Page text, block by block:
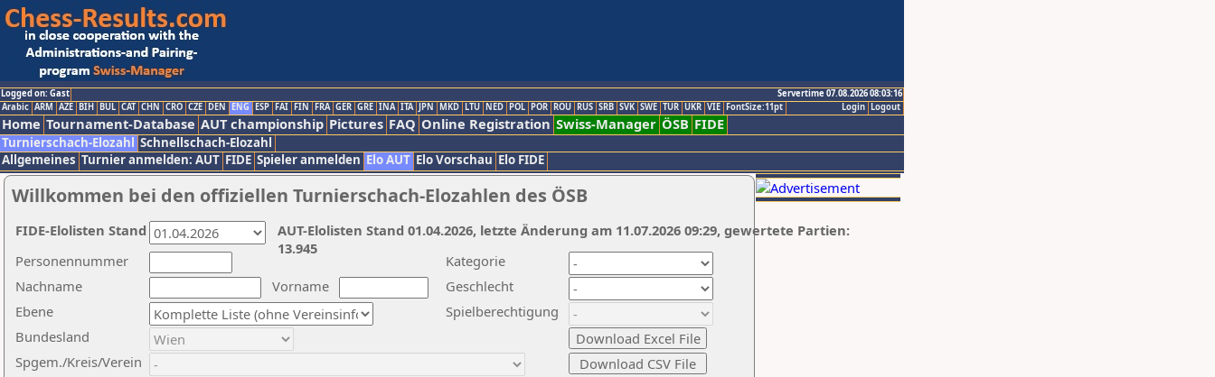
Logged on: Gast
Servertime 07.08.2026 08:03:16
Logout
Login
Arabic ARM AZE BIH BUL CAT CHN CRO CZE DEN ENG ESP FAI FIN FRA GER GRE INA ITA JPN MKD LTU NED POL POR ROU RUS SRB SVK SWE TUR UKR VIE FontSize:11pt
Home Tournament-Database AUT championship Pictures FAQ Online Registration Swiss-Manager ÖSB FIDE
Turnierschach-Elozahl Schnellschach-Elozahl
Allgemeines Turnier anmelden: AUT FIDE Spieler anmelden Elo AUT Elo Vorschau Elo FIDE
Willkommen bei den offiziellen Turnierschach-Elozahlen des ÖSB
Nachname
Vorname
Ebene
Kategorie
Personennummer
Bundesland
Spgem./Kreis/Verein
Geschlecht
Spielberechtigung
AUT-Elolisten Stand 01.04.2026, letzte Änderung am 11.07.2026 09:29, gewertete Partien:
13.945
FIDE-Elolisten Stand